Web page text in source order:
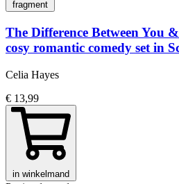
fragment
The Difference Between You
cosy romantic comedy set in
Celia Hayes
€ 13,99
in winkelmand